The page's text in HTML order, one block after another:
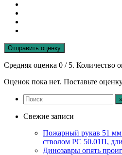
Отправить оценку
Средняя оценка 0 / 5. Количество
Оценок пока нет. Поставьте
Свежие записи
Пожарный рукав 51
стволом РС 50.01П,
Динозавры опять